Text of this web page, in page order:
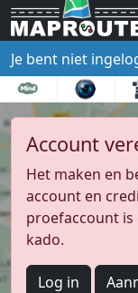
Je bent niet
Account
Het maken en
account en
proefaccount is
kado.
Log in